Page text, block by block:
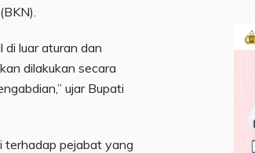
di luar aturan dan
dilakukan secara
ujar Bupati
terhadap pejabat yang